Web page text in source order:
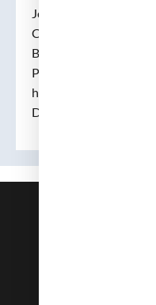
Josep Mª Calbet i
Corbella, Diccionari
Barcelona, Fund.
Pere Mata UB, Vol. II, p.
http://www.ramc.cat/